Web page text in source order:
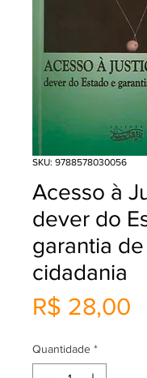
SKU: 9788578030056
Acesso à
dever do
garantia de
cidadania
R$ 28,00
Quantidade *